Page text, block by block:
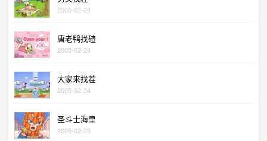
2005-02-24
唐老鸭找碴
2005-02-24
大家来找茬
2005-02-24
圣斗士海皇
2005-02-23